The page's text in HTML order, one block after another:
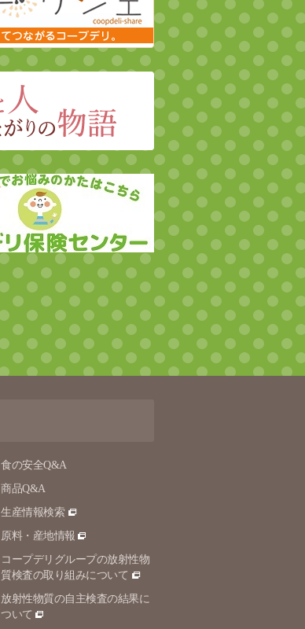
食の安全Q&A
商品Q&A
生産情報検索
原料・産地情報
コープデリグループの放射性物
質検査の取り組みについて
放射性物質の自主検査の結果に
ついて